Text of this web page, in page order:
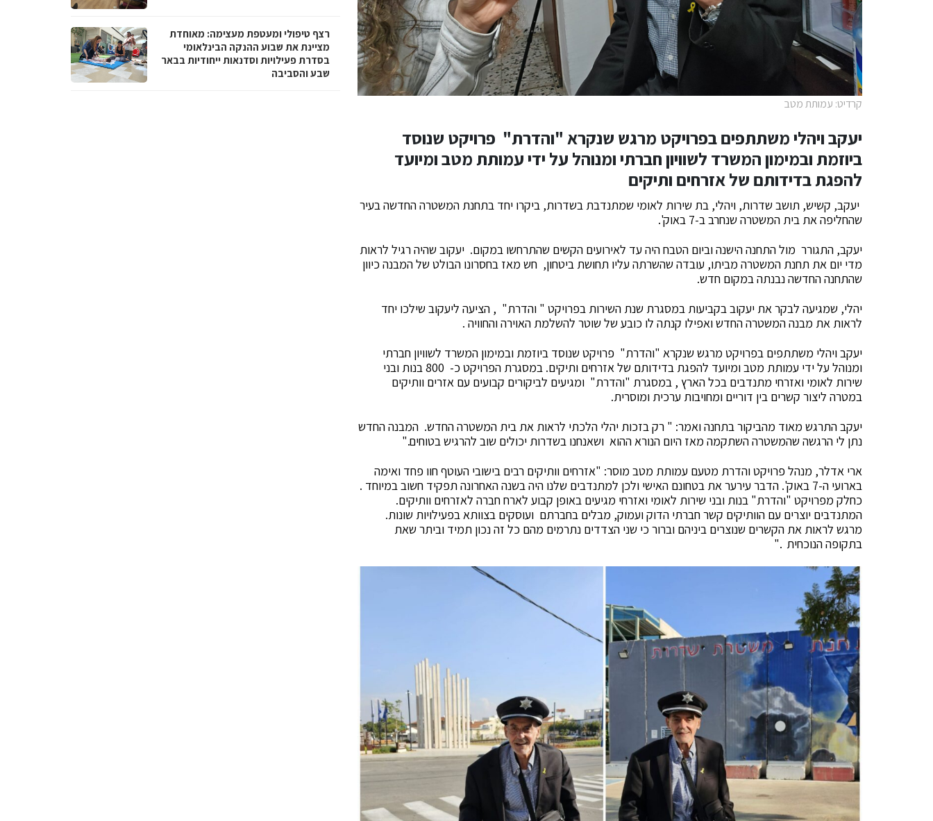
קרדיט: עמותת מטב
יעקב ויהלי משתתפים בפרויקט מרגש שנקרא "והדרת" פרויקט שנוסד
ביוזמת ובמימון המשרד לשוויון חברתי ומנוהל על ידי עמותת מטב ומיועד
להפגת בדידותם של אזרחים ותיקים
יעקב, קשיש, תושב שדרות, ויהלי, בת שירות לאומי שמתנדבת בשדרות, ביקרו יחד בתחנת המשטרה החדשה בעיר
שהחליפה את בית המשטרה שנחרב ב-7 באוק'.
יעקב, התגורר מול התחנה הישנה וביום הטבח היה עד לאירועים הקשים שהתרחשו במקום. יעקוב שהיה רגיל לראות
מדי יום את תחנת המשטרה מביתו, עובדה שהשרתה עליו תחושת ביטחון, חש מאז בחסרונו הבולט של המבנה כיוון
שהתחנה החדשה נבנתה במקום חדש.
יהלי, שמגיעה לבקר את יעקוב בקביעות במסגרת שנת השירות בפרויקט " והדרת" , הציעה ליעקוב שילכו יחד
לראות את מבנה המשטרה החדש ואפילו קנתה לו כובע של שוטר להשלמת האוירה והחוויה .
יעקב ויהלי משתתפים בפרויקט מרגש שנקרא "והדרת" פרויקט שנוסד ביוזמת ובמימון המשרד לשוויון חברתי
ומנוהל על ידי עמותת מטב ומיועד להפגת בדידותם של אזרחים ותיקים. במסגרת הפרויקט כ- 800 בנות ובני
שירות לאומי ואזרחי מתנדבים בכל הארץ , במסגרת "והדרת" ומגיעים לביקורים קבועים עם אזרים וותיקים
במטרה ליצור קשרים בין דוריים ומחויבות ערכית ומוסרית.
יעקב התרגש מאוד מהביקור בתחנה ואמר: " רק בזכות יהלי הלכתי לראות את בית המשטרה החדש. המבנה החדש
נתן לי הרגשה שהמשטרה השתקמה מאז היום הנורא ההוא ושאנחנו בשדרות יכולים שוב להרגיש בטוחים."
ארי אדלר, מנהל פרויקט והדרת מטעם עמותת מטב מוסר: "אזרחים וותיקים רבים בישובי העוטף חוו פחד ואימה
בארועי ה-7 באוק'. הדבר עירער את בטחונם האישי ולכן למתנדבים שלנו היה בשנה האחרונה תפקיד חשוב במיוחד .
כחלק מפרויקט "והדרת" בנות ובני שירות לאומי ואזרחי מגיעים באופן קבוע לארח חברה לאזרחים וותיקים.
המתנדבים יוצרים עם הוותיקים קשר חברתי הדוק ועמוק, מבלים בחברתם ועוסקים בצוותא בפעילויות שונות.
מרגש לראות את הקשרים שנוצרים ביניהם וברור כי שני הצדדים נתרמים מהם כל זה נכון תמיד וביתר שאת
בתקופה הנוכחית ."
רצף טיפולי ומעטפת מעצימה: מאוחדת
מציינת את שבוע ההנקה הבינלאומי
בסדרת פעילויות וסדנאות ייחודיות בבאר
שבע והסביבה